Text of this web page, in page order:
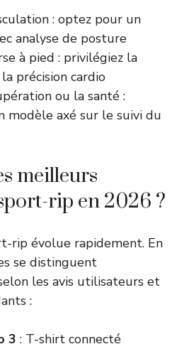
: optez pour un
analyse de posture
à pied : privilégiez la
précision cardio
ou la santé :
modèle axé sur le suivi du
meilleurs
rip en 2026 ?
rip évolue rapidement. En
se distinguent
les avis utilisateurs et
:
3 : T-shirt connecté